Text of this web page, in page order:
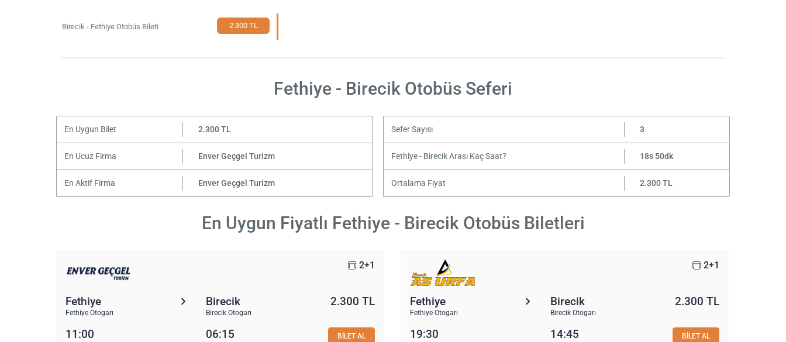
Birecik - Fethiye Otobüs Bileti 2.300 TL
Fethiye - Birecik Otobüs Seferi
En Uygun Bilet 2.300 TL Sefer Sayısı 3
En Ucuz Firma Enver Geçgel Turizm Fethiye - Birecik Arası Kaç Saat? 18s 50dk
En Aktif Firma Enver Geçgel Turizm Ortalama Fiyat 2.300 TL
En Uygun Fiyatlı Fethiye - Birecik Otobüs Biletleri
2+1
Fethiye
Fethiye Otogarı
Birecik
Birecik Otogarı
2.300 TL
11:00 06:15 BİLET AL
2+1
Fethiye
Fethiye Otogarı
Birecik
Birecik Otogarı
2.300 TL
19:30 14:45 BİLET AL